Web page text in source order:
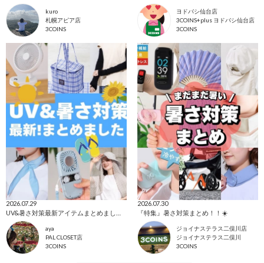
kuro
札幌アピア店
3COINS
ヨドバシ仙台店
3COINS+plus ヨドバシ仙台店
3COINS
2026.07.29
aya
PAL CLOSET店
3COINS
2026.07.30
『特集』暑さ対策まとめ！！☀️
ジョイナステラス二俣川店
ジョイナステラス二俣川
3COINS